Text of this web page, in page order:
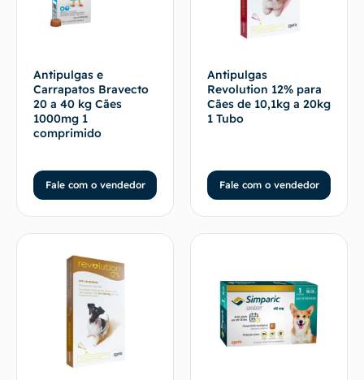
Antipulgas e
Carrapatos Bravecto
20 a 40 kg Cães
1000mg 1
comprimido
Fale com o vendedor
Antipulgas
Revolution 12% para
Cães de 10,1kg a 20kg
1 Tubo
Fale com o vendedor